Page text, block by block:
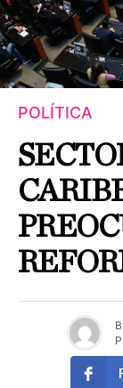
POLÍTICA